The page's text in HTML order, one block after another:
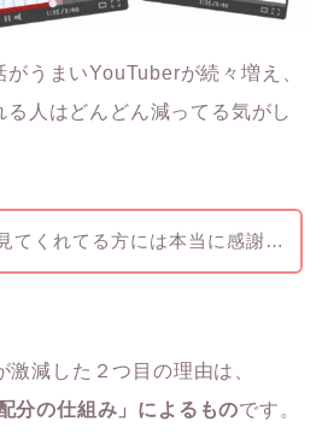
うまいYouTuberが続々増え、
人はどんどん減ってる気がし
てくれてる方には本当に感謝…
減した２つ目の理由は、
分の仕組み」によるものです。